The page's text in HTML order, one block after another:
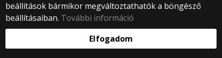
beállítások bármikor megváltoztathatók a böngésző
beállításaiban. További információ
Elfogadom